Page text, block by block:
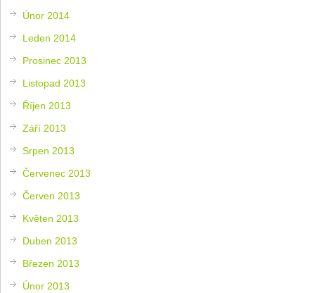
Únor 2014
Leden 2014
Prosinec 2013
Listopad 2013
Říjen 2013
Září 2013
Srpen 2013
Červenec 2013
Červen 2013
Květen 2013
Duben 2013
Březen 2013
Únor 2013